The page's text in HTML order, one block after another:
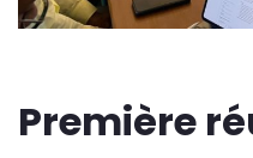
Première